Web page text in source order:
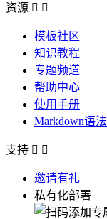
资源  
模板社区
知识教程
专题频道
帮助中心
使用手册
Markdown语法
支持  
邀请有礼
私有化部署